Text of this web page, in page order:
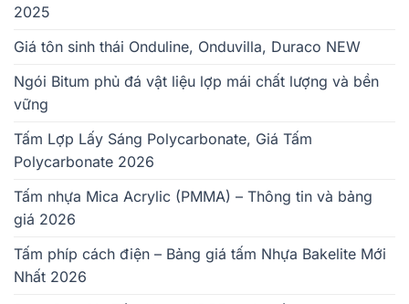
2025
Giá tôn sinh thái Onduline, Onduvilla, Duraco NEW
Ngói Bitum phủ đá vật liệu lợp mái chất lượng và bền
vững
Tấm Lợp Lấy Sáng Polycarbonate, Giá Tấm
Polycarbonate 2026
Tấm nhựa Mica Acrylic (PMMA) – Thông tin và bảng
giá 2026
Tấm phíp cách điện – Bảng giá tấm Nhựa Bakelite Mới
Nhất 2026